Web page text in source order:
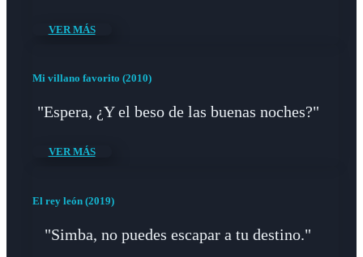
VER MÁS
Mi villano favorito (2010)
"Espera, ¿Y el beso de las buenas noches?"
VER MÁS
El rey león (2019)
"Simba, no puedes escapar a tu destino."